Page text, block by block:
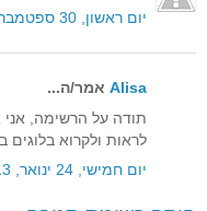
יום ראשון, 30 ספטמבר, 2012
Alisa אמר/ה...
תודה על הרשימה, אני
לראות ולקרוא בלוגים
יום חמישי, 24 ינואר, 2013